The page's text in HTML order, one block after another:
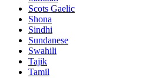
Scots Gaelic
Shona
Sindhi
Sundanese
Swahili
Tajik
Tamil